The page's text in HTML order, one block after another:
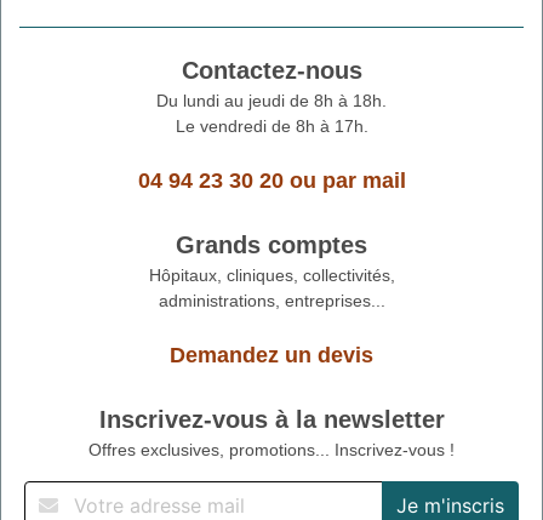
Contactez-nous
Du lundi au jeudi de 8h à 18h.
Le vendredi de 8h à 17h.
04 94 23 30 20ou par mail
Grands comptes
Hôpitaux, cliniques, collectivités,
administrations, entreprises...
Demandez un devis
Inscrivez-vous à la newsletter
Offres exclusives, promotions... Inscrivez-vous !